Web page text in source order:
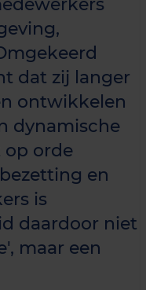
dat zij langer
ontwikkelen
dynamische
op orde
en
is
daardoor niet
maar een